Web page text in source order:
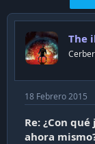
ó
e
l
t
e
m
a
The
18 Febrero 2015
Re: ¿Con
ahora